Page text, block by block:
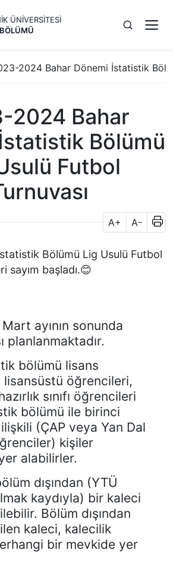
ÜNİVERSİTESİ
2024 Bahar Dönemi İstatistik
2024 Bahar
Bölümü
Futbol
A+ A-
Bölümü Lig Usulü Futbol
sayım başladı.😊
ayının sonunda
planlanmaktadır.
bölümü lisans
öğrencileri,
sınıfı öğrencileri
bölümü ile birinci
(ÇAP veya Yan Dal
kişiler
alabilirler.
dışından (YTÜ
kaydıyla) bir kaleci
Bölüm dışından
kaleci, kalecilik
bir mevkide yer